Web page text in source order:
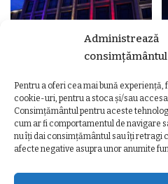
Administrează
consimțământul
Pentru a oferi cea mai bună
cookie-uri, pentru a stoca și/sau
Consimțământul pentru aceste
cum ar fi comportamentul de navigare
nu îți dai consimțământul sau îți retragi
afecte negative asupra unor anumite
Ziua Unirii Principatelor Române
– Clădiri și poduri din Cluj,
iluminate în culorile drapelului